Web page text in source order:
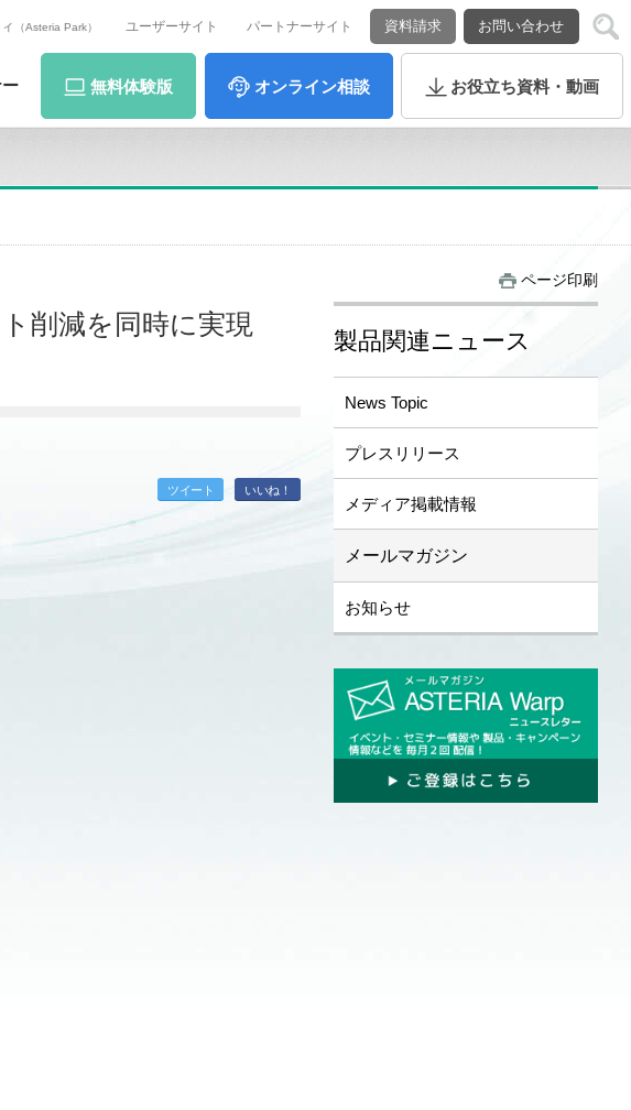
（Asteria Park） ユーザーサイト パートナーサイト 資料請求 お問い合わせ
無料体験版 オンライン相談 お役立ち資料・動画
削減を同時に実現
ツイート いいね！
ページ印刷
製品関連ニュース
News Topic
プレスリリース
メディア掲載情報
メールマガジン
お知らせ